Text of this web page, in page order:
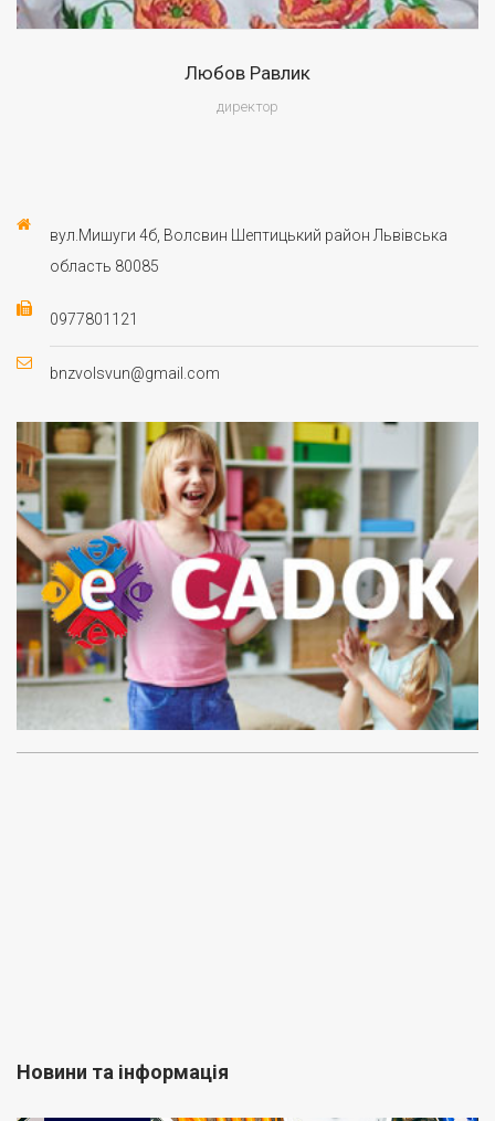
Любов Равлик
директор
вул.Мишуги 4б, Волсвин Шептицький район Львівська
область 80085
0977801121
bnzvolsvun@gmail.com
Новини та інформація